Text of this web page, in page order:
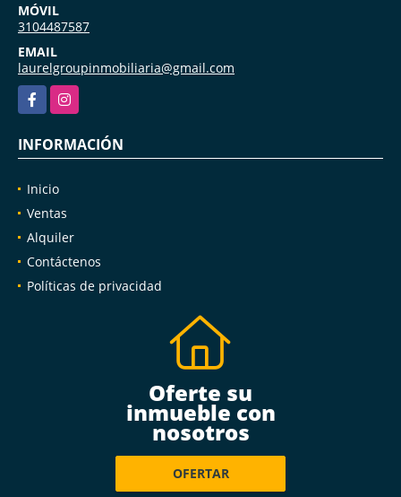
MÓVIL
3104487587
EMAIL
laurelgroupinmobiliaria@gmail.com
FacebookInstagram
INFORMACIÓN
Inicio
Ventas
Alquiler
Contáctenos
Políticas de privacidad
Oferte su
inmueble con
nosotros
OFERTAR